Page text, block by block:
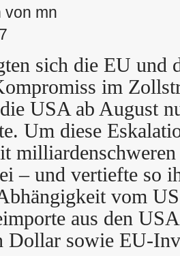
von mn
sich die EU und
im
USA ab August
Um diese
milliardenschweren
– und vertiefte so
vom
aus den
Dollar sowie EU-